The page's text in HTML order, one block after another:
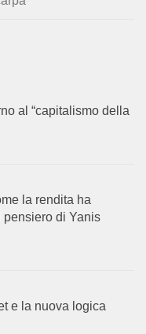
al “capitalismo della
la rendita ha
pensiero di Yanis
e la nuova logica